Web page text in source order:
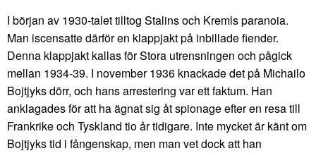
I början av 1930-talet tilltog Stalins och Kremls paranoia.
Man iscensatte därför en klappjakt på inbillade fiender.
Denna klappjakt kallas för Stora utrensningen och pågick
mellan 1934-39. I november 1936 knackade det på Michailo
Bojtjyks dörr, och hans arrestering var ett faktum. Han
anklagades för att ha ägnat sig åt spionage efter en resa till
Frankrike och Tyskland tio år tidigare. Inte mycket är känt om
Bojtjyks tid i fångenskap, men man vet dock att han